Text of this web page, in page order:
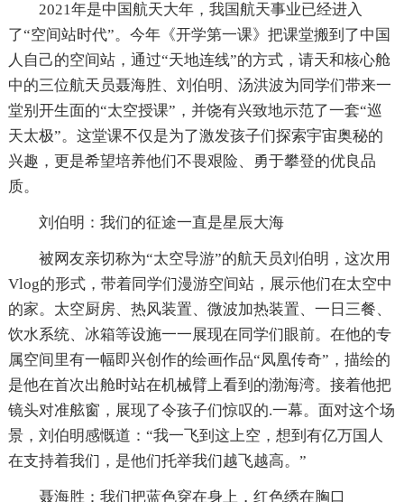
2021年是中国航天大年，我国航天事业已经进入
了“空间站时代”。今年《开学第一课》把课堂搬到了中国
人自己的空间站，通过“天地连线”的方式，请天和核心舱
中的三位航天员聂海胜、刘伯明、汤洪波为同学们带来一
堂别开生面的“太空授课”，并饶有兴致地示范了一套“巡
天太极”。这堂课不仅是为了激发孩子们探索宇宙奥秘的
兴趣，更是希望培养他们不畏艰险、勇于攀登的优良品
质。
刘伯明：我们的征途一直是星辰大海
被网友亲切称为“太空导游”的航天员刘伯明，这次用
Vlog的形式，带着同学们漫游空间站，展示他们在太空中
的家。太空厨房、热风装置、微波加热装置、一日三餐、
饮水系统、冰箱等设施一一展现在同学们眼前。在他的专
属空间里有一幅即兴创作的绘画作品“凤凰传奇”，描绘的
是他在首次出舱时站在机械臂上看到的渤海湾。接着他把
镜头对准舷窗，展现了令孩子们惊叹的.一幕。面对这个场
景，刘伯明感慨道：“我一飞到这上空，想到有亿万国人
在支持着我们，是他们托举我们越飞越高。”
聂海胜：我们把蓝色穿在身上，红色绣在胸口